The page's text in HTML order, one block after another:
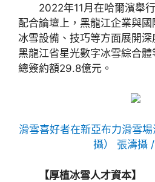
2022年11月在哈爾濱舉
配合論壇上，黑龍江企業與
冰雪設備、技巧等方面展開深
黑龍江省星光數字冰雪綜合體
總簽約額29.8億元。
滑雪喜好者在新亞布力滑雪
攝） 張濤攝 /
【厚植冰雪人才資本】